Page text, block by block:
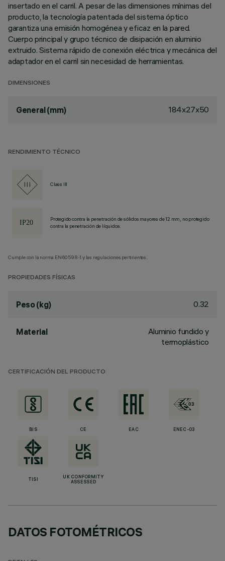
insertado en el carril. A pesar de las dimensiones mínimas del
producto, la tecnología patentada del sistema óptico
garantiza una emisión homogénea y eficaz en la pared.
Cuerpo principal y grupo técnico de disipación en aluminio
extruido. Sistema rápido de conexión eléctrica y mecánica del
adaptador en el carril sin necesidad de herramientas.
DIMENSIONES
General (mm) 184x27x50
RENDIMIENTO TÉCNICO
Class III
Protegido contra la penetración de sólidos mayores de 12 mm, no protegido
contra la penetración de líquidos.
Cumple con la norma EN60598-1 y las regulaciones pertinentes.
PROPIEDADES FÍSICAS
Peso (kg) 0.32
Material
Aluminio fundido y
termoplástico
CERTIFICACIÓN DEL PRODUCTO
BIS CE EAC ENEC-03
TISI
UK CONFORMITY
ASSESSED
DATOS FOTOMÉTRICOS